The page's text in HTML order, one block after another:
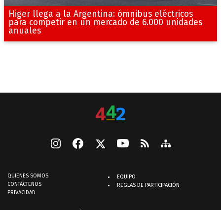
Higer llega a la Argentina: ómnibus eléctricos
para competir en un mercado de 6.000 unidades
anuales
QUIENES SOMOS
CONTÁCTENOS
PRIVACIDAD
EQUIPO
REGLAS DE PARTICIPACIÓN